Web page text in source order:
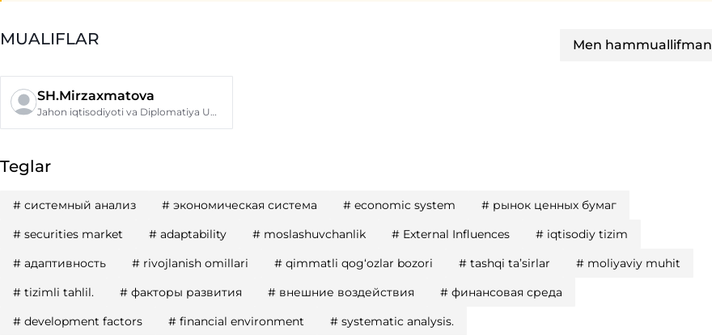
MUALIFLAR Men hammuallifman
SH.Mirzaxmatova
Jahon iqtisodiyoti va Diplomatiya Universiteti
Teglar
# системный анализ # экономическая система # economic system # рынок ценных бумаг
# securities market # adaptability # moslashuvchanlik # External Influences # iqtisodiy tizim
# адаптивность # rivojlanish omillari # qimmatli qog‘ozlar bozori # tashqi ta’sirlar # moliyaviy muhit
# tizimli tahlil. # факторы развития # внешние воздействия # финансовая среда
# development factors # financial environment # systematic analysis.